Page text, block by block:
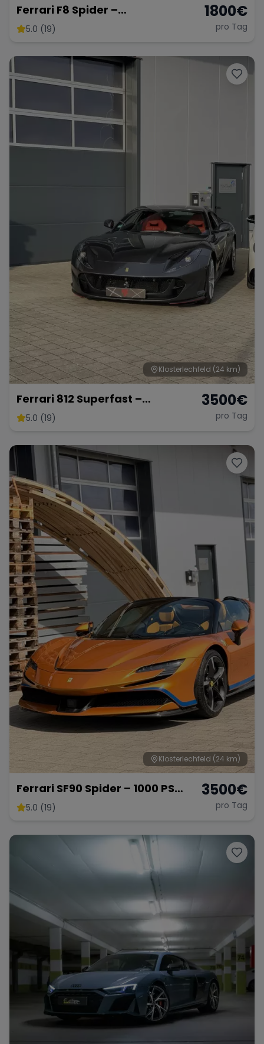
Ferrari F8 Spider –
Atemberaubendes Cabrio
5.0 (19)
1800€
pro Tag
Klosterlechfeld (24 km)
Ferrari 812 Superfast –
Ultimativer V12-Supersportler
5.0 (19)
3500€
pro Tag
Klosterlechfeld (24 km)
Ferrari SF90 Spider – 1000 PS
Supersportwagen
5.0 (19)
3500€
pro Tag